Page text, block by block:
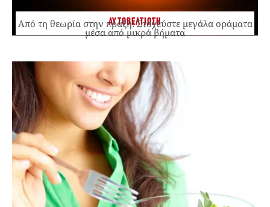
ΑΥΤΟΒΕΛΤΙΩΣΗ
Από τη θεωρία στην πράξη: Στοχεύστε μεγάλα οράματα
μέσα από μικρά βήματα